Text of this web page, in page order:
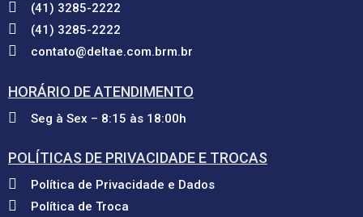
(41) 3285-2222
(41) 3285-2222
contato@deltae.com.brm.br
HORÁRIO DE ATENDIMENTO
Seg à Sex – 8:15 às 18:00h
POLÍTICAS DE PRIVACIDADE E TROCAS
Política de Privacidade e Dados
Política de Troca